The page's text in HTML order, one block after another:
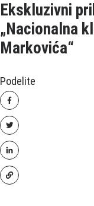
Ekskluzivni
„Nacionalna
Markovića“
Podelite